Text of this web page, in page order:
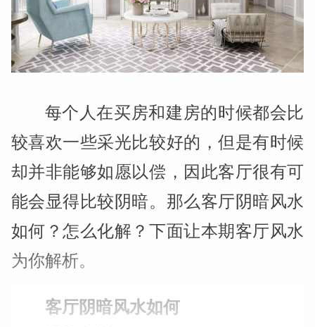
每个人在买房和建房的时候都会比
较喜欢一些采光比较好的，但是有时候
却并非能够如愿以偿，因此客厅很有可
能会显得比较阴暗。那么客厅阴暗风水
如何？怎么化解？下面让本期客厅风水
为你解析。
客厅阴暗风水如何